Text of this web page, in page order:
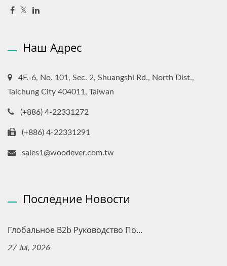
Наш Адрес
4F.-6, No. 101, Sec. 2, Shuangshi Rd., North Dist.,
Taichung City 404011, Taiwan
(+886) 4-22331272
(+886) 4-22331291
sales1@woodever.com.tw
Последние Новости
Глобальное B2b Руководство По...
27 Jul, 2026